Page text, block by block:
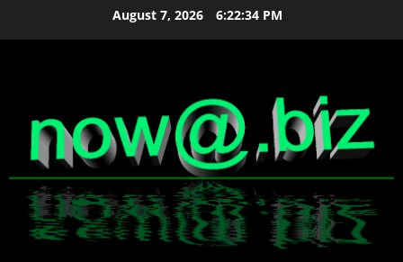
August 7, 2026 6:22:34 PM